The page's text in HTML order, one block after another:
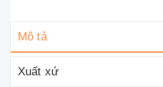
Mô tả
Xuất xứ